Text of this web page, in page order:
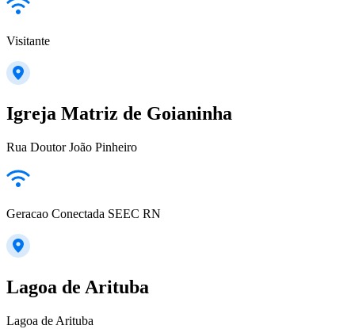
Visitante
Igreja Matriz de Goianinha
Rua Doutor João Pinheiro
Geracao Conectada SEEC RN
Lagoa de Arituba
Lagoa de Arituba